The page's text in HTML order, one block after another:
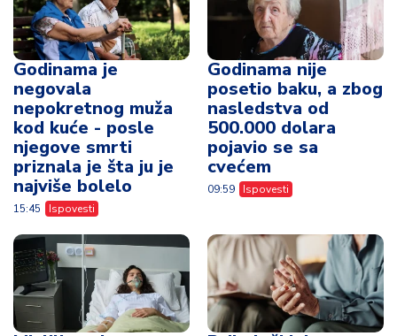
Godinama je
negovala
nepokretnog muža
kod kuće - posle
njegove smrti
priznala je šta ju je
najviše bolelo
15:45 Ispovesti
Godinama nije
posetio baku, a zbog
nasledstva od
500.000 dolara
pojavio se sa
cvećem
09:59 Ispovesti